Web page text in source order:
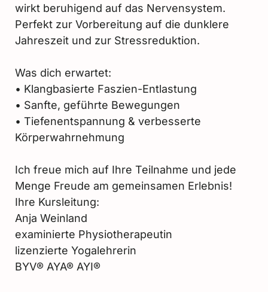
wirkt beruhigend auf das Nervensystem.
Perfekt zur Vorbereitung auf die dunklere
Jahreszeit und zur Stressreduktion.
Was dich erwartet:
• Klangbasierte Faszien-Entlastung
• Sanfte, geführte Bewegungen
• Tiefenentspannung & verbesserte
Körperwahrnehmung
Ich freue mich auf Ihre Teilnahme und jede
Menge Freude am gemeinsamen Erlebnis!
Ihre Kursleitung:
Anja Weinland
examinierte Physiotherapeutin
lizenzierte Yogalehrerin
BYV® AYA® AYI®